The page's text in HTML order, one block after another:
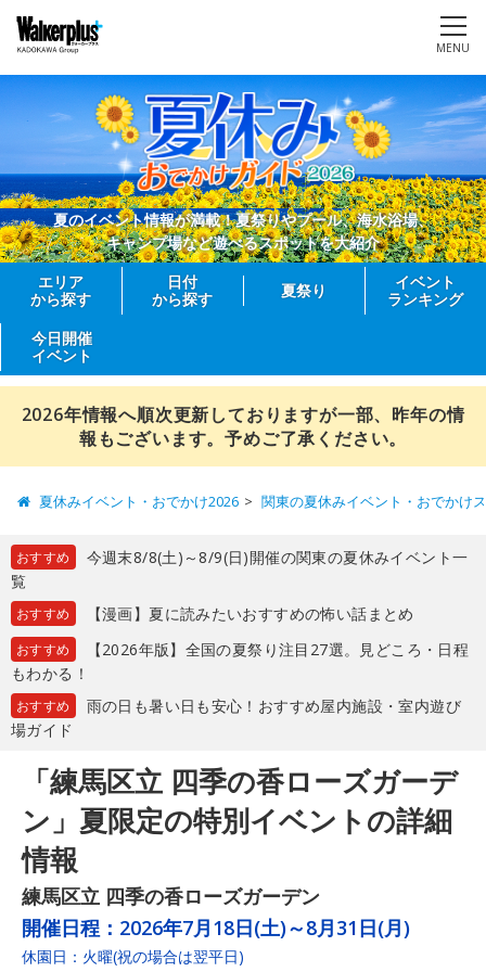
MENU
夏のイベント情報が満載！夏祭りやプール、海水浴場、
キャンプ場など遊べるスポットを大紹介
エリア
から探す
日付
から探す
夏祭り
イベント
ランキング
今日開催
イベント
2026年情報へ順次更新しておりますが一部、昨年の情
報もございます。予めご了承ください。
夏休みイベント・おでかけ2026 関東の夏休みイベント・おでかけ
おすすめ
今週末8/8(土)～8/9(日)開催の関東の夏休みイベント一
覧
おすすめ 【漫画】夏に読みたいおすすめの怖い話まとめ
おすすめ
【2026年版】全国の夏祭り注目27選。見どころ・日程
もわかる！
おすすめ
雨の日も暑い日も安心！おすすめ屋内施設・室内遊び
場ガイド
「練馬区立 四季の香ローズガーデ
ン」夏限定の特別イベントの詳細
情報
練馬区立 四季の香ローズガーデン
開催日程： 2026年7月18日(土)～8月31日(月)
休園日：火曜(祝の場合は翌平日)